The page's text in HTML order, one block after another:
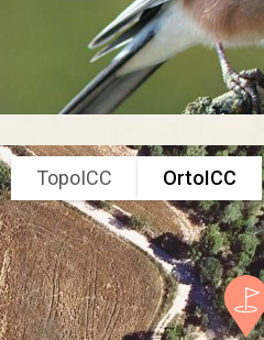
TopoICC OrtoICC